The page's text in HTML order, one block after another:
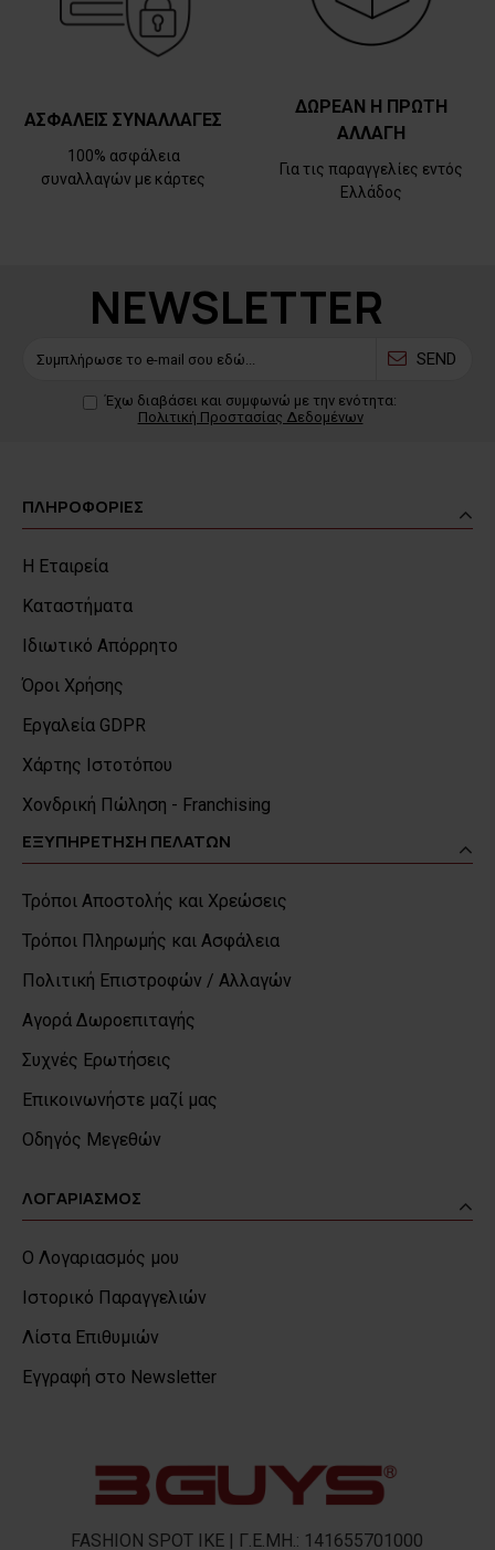
ΑΣΦΑΛΕΙΣ ΣΥΝΑΛΛΑΓΕΣ
100% ασφάλεια
συναλλαγών με κάρτες
ΔΩΡΕΑΝ Η ΠΡΩΤΗ
ΑΛΛΑΓΗ
Για τις παραγγελίες εντός
Ελλάδος
NEWSLETTER
SEND
Έχω διαβάσει και συμφωνώ με την ενότητα:
Πολιτική Προστασίας Δεδομένων
ΠΛΗΡΟΦΟΡΙΕΣ
Η Εταιρεία
Καταστήματα
Ιδιωτικό Απόρρητο
Όροι Χρήσης
Εργαλεία GDPR
Χάρτης Ιστοτόπου
Χονδρική Πώληση - Franchising
ΕΞΥΠΗΡΕΤΗΣΗ ΠΕΛΑΤΩΝ
Τρόποι Αποστολής και Χρεώσεις
Τρόποι Πληρωμής και Ασφάλεια
Πολιτική Επιστροφών / Αλλαγών
Αγορά Δωροεπιταγής
Συχνές Ερωτήσεις
Επικοινωνήστε μαζί μας
Οδηγός Μεγεθών
ΛΟΓΑΡΙΑΣΜΟΣ
Ο Λογαριασμός μου
Ιστορικό Παραγγελιών
Λίστα Επιθυμιών
Εγγραφή στο Newsletter
FASHION SPOT IKE | Γ.Ε.ΜΗ.: 141655701000